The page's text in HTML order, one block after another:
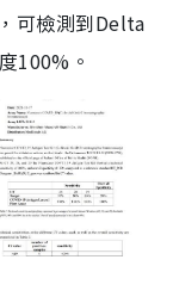
可檢測到Delta
100%。